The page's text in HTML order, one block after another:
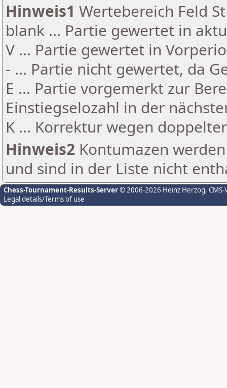
Hinweis1 Wertebereich Feld
blank ... Partie gewertet in
V ... Partie gewertet in
- ... Partie nicht gewertet, da
E ... Partie vorgemerkt zur
Einstiegselozahl in der
K ... Korrektur wegen
Hinweis2 Kontumazen
und sind in der Liste nicht
Chess-Tournament-Results-Server© 2006-2026 Heinz Herzog,
Legal details/Terms of use